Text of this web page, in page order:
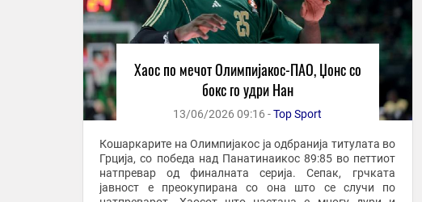
Хаос по мечот Олимпијакос-ПАО, Џонс со
бокс го удри Нан
13/06/2026 09:16 -Top Sport
Кошаркарите на Олимпијакос ја одбранија титулата во
Грција, со победа над Панатинаикос 89:85 во петтиот
натпревар од финалната серија. Сепак, грчката
јавност е преокупирана со она што се случи по